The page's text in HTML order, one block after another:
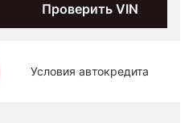
Условия автокредита
Проверить VIN